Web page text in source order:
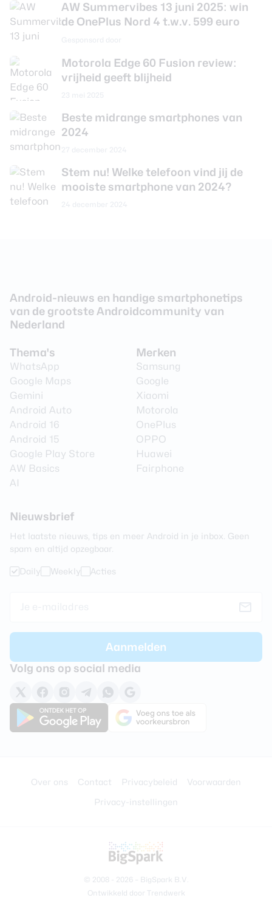
CPU-snelheid 2.8 GHz
Werkgeheugen
Uitbreidbaar geheugen Ja
Maximaal uitbreidbaar
Camera achterkant
Aantal lenzen 2
Camera 1 - Aantal
Camera 1 - Digitale zoom Ja
Camera 1 - Optische zoom
Videoresolutie 3840 x 2160 (4K)
Video Framerate
Flitser
Flitstype Dual LED
Camera 2 - Type lens Groothoeklens
Camera 2 - Aantal
megapixel
Camera 2 - Optische zoom
Camera voorkant
Aantal lenzen
Camera 1 - Type lens Standaard
Camera 1 - Autofocus
Camera 1 - Videoresolutie 3840 x 2160 (4K)
Audio
Nee
AW Summervibes 13 juni 2025: win
de OnePlus Nord 4 t.w.v. 599 euro
Motorola Edge 60 Fusion review:
vrijheid geeft blijheid
Beste midrange smartphones van
2024
Stem nu! Welke telefoon vind jij de
mooiste smartphone van 2024?
Vergelijk en bespaar
Laagste toestelprijs
Android-nieuws en handige smartphonetips
van de grootste Androidcommunity van
Nederland
Thema's
WhatsApp
Google Maps
Gemini
Android Auto
Android 16
Android 15
Google Play Store
AW Basics
AI
Merken
Samsung
Google
Xiaomi
Motorola
OnePlus
OPPO
Huawei
Fairphone
Nieuwsbrief
Het laatste nieuws, tips en meer Android in je inbox. Geen
spam en altijd opzegbaar.
Daily Weekly Acties
Volg ons op social media
© 2008 - 2026 – BigSpark B.V.
Ontwikkeld door Trendwerk
Over ons Contact Privacybeleid
Voorwaarden
Privacy-instellingen